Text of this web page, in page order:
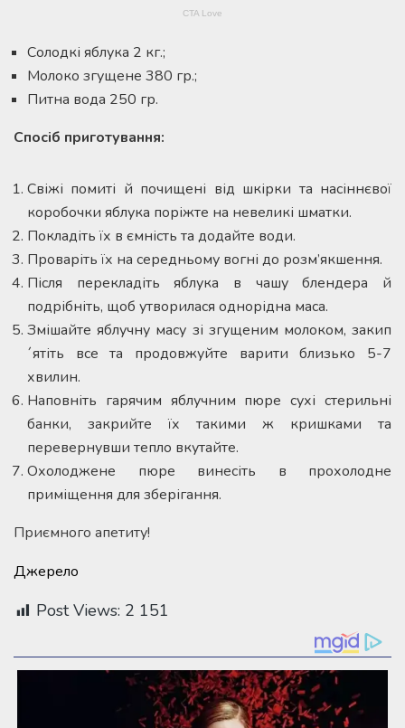
Солодкі яблука 2 кг.;
Молоко згущене 380 гр.;
Питна вода 250 гр.
Спосіб приготування:
Свіжі помиті й почищені від шкірки та насіннєвої
коробочки яблука поріжте на невеликі шматки.
Покладіть їх в ємність та додайте води.
Проваріть їх на середньому вогні до розм’якшення.
Після перекладіть яблука в чашу блендера й
подрібніть, щоб утворилася однорідна маса.
Змішайте яблучну масу зі згущеним молоком, закип
´ятіть все та продовжуйте варити близько 5-7
хвилин.
Наповніть гарячим яблучним пюре сухі стерильні
банки, закрийте їх такими ж кришками та
перевернувши тепло вкутайте.
Охолоджене пюре винесіть в прохолодне
приміщення для зберігання.
Приємного апетиту!
Джерело
Post Views: 2 151